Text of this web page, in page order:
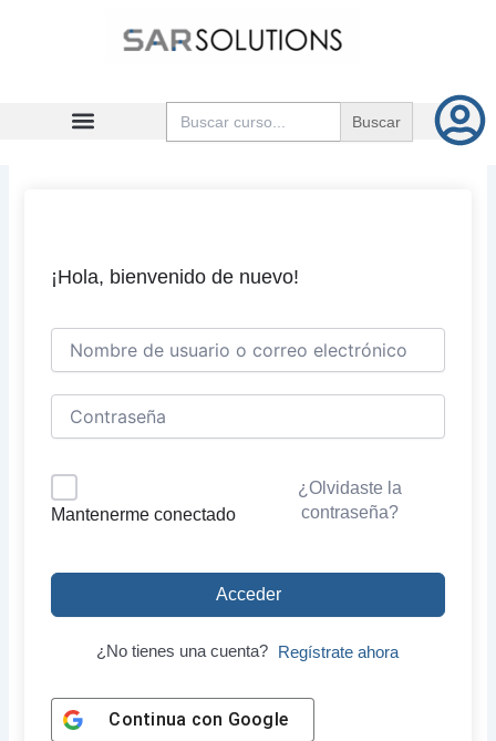
Buscar:
¡Hola, bienvenido de nuevo!
Mantenerme conectado
¿Olvidaste la
contraseña?
Acceder
¿No tienes una cuenta? Regístrate ahora
Continua con Google